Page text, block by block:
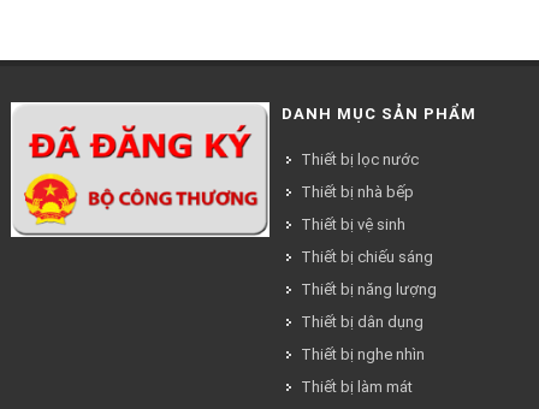
DANH MỤC SẢN PHẨM
Thiết bị lọc nước
Thiết bị nhà bếp
Thiết bị vệ sinh
Thiết bị chiếu sáng
Thiết bị năng lượng
Thiết bị dân dụng
Thiết bị nghe nhìn
Thiết bị làm mát